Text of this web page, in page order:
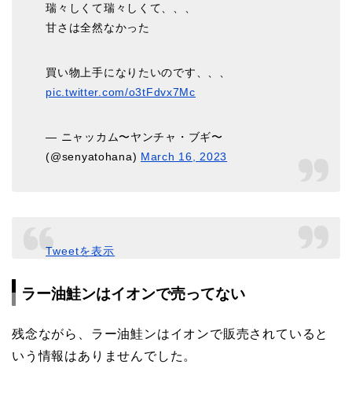
瑞々しくて瑞々しくて、、、
甘さは全然なかった
買い物上手になりたいのです、、、
pic.twitter.com/o3tFdvx7Mc
— ニャッカム〜ヤンチャ・ブギ〜
(@senyatohana) March 16, 2023
Tweetを表示
ラー油鮭ンはイオンで売ってない
残念ながら、ラー油鮭ンはイオンで販売されていると
いう情報はありませんでした。